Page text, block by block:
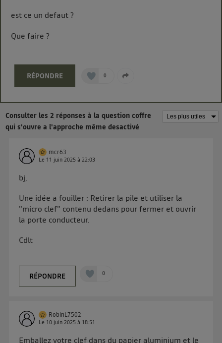
est ce un defaut ?
Que faire ?
RÉPONDRE 0
Consulter les 2 réponses à la question coffre
qui s'ouvre a l'approche même desactivé
mcr63
Le 11 juin 2025 à22:03
bj,
Une idée a fouiller : Retirer la pile et utiliser la
"micro clef" contenu dedans pour fermer et ouvrir
la porte conducteur.
Cdlt
RÉPONDRE 0
RobinL7502
Le 10 juin 2025 à 18:51
Emballez votre clef dans du papier aluminium et le
Ainsi, toutes les personnes utilisant la même
Pour uneconnexion mobile
uniquement sur la navigation de l'utilisateur du mobile.
« gérer Utiq » en bas de ce site. Pour plus
d'informations, veuillez consulter
la Politique
d'information sur les données personnelles